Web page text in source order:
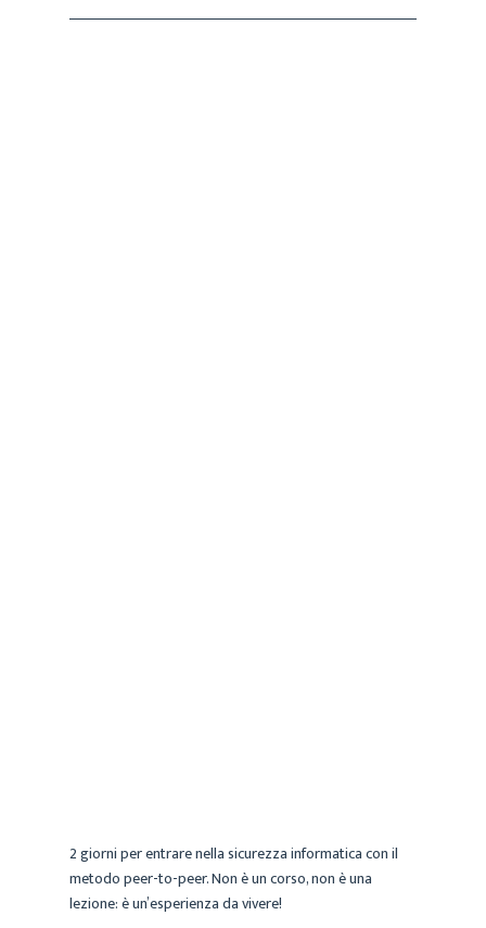
2 giorni per entrare nella sicurezza informatica con il
metodo peer-to-peer. Non è un corso, non è una
lezione: è un’esperienza da vivere!